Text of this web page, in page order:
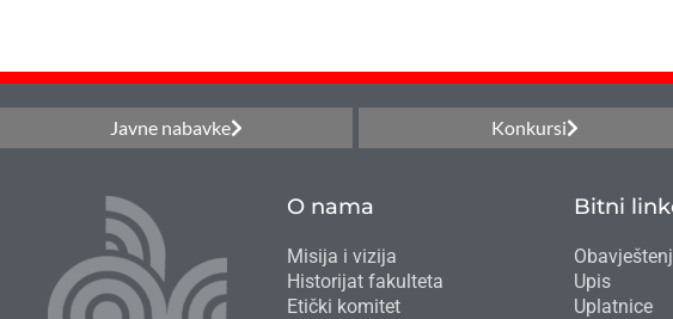
Javne nabavke Konkursi
O nama
Misija i vizija
Historijat fakulteta
Etički komitet
Bitni
Upis
Uplatnice